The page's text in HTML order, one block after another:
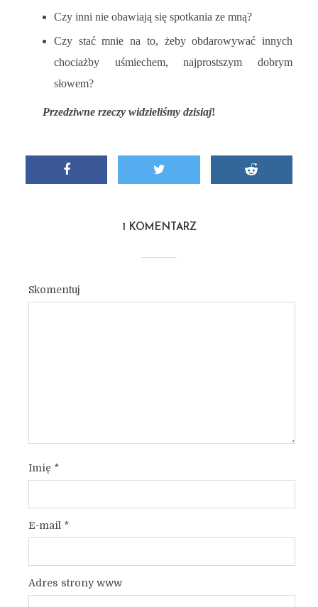
Czy inni nie obawiają się spotkania ze mną?
Czy stać mnie na to, żeby obdarowywać innych
chociażby uśmiechem, najprostszym dobrym
słowem?
Przedziwne rzeczy widzieliśmy dzisiaj!
1 KOMENTARZ
Skomentuj
Imię *
E-mail *
Adres strony www